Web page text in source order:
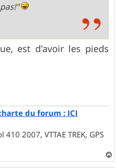
est d'avoir les pieds
du forum : ICI
2007, VTTAE TREK, GPS
a